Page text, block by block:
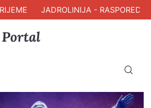
JADROLINIJA - RASPORED PLOVIDBE